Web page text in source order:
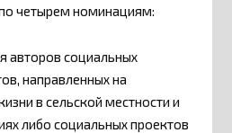
четырем номинациям:
авторов социальных
направленных на
в сельской местности и
либо социальных проектов